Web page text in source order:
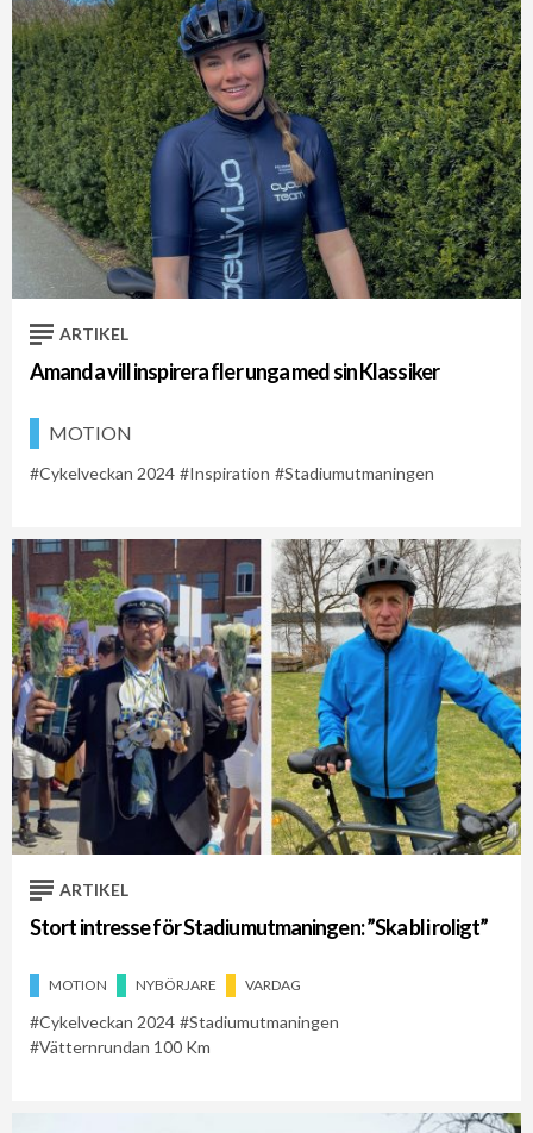
ARTIKEL
Amanda vill inspirera fler unga med sin Klassiker
MOTION
Cykelveckan 2024 Inspiration Stadiumutmaningen
ARTIKEL
Stort intresse för Stadiumutmaningen: ”Ska bli roligt”
MOTION NYBÖRJARE VARDAG
Cykelveckan 2024
Stadiumutmaningen
Vätternrundan 100 Km